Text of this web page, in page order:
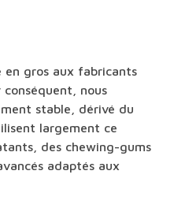
en gros aux fabricants
nous
stable, dérivé du
largement ce
des chewing-gums
adaptés aux